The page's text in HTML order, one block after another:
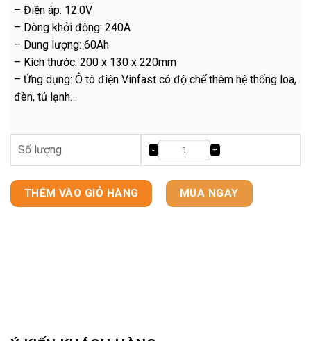
– Điện áp: 12.0V
– Dòng khởi động: 240A
– Dung lượng: 60Ah
– Kích thước: 200 x 130 x 220mm
– Ứng dụng: Ô tô điện Vinfast có độ chế thêm hệ thống loa,
đèn, tủ lạnh…
Số lượng
THÊM VÀO GIỎ HÀNG MUA NGAY